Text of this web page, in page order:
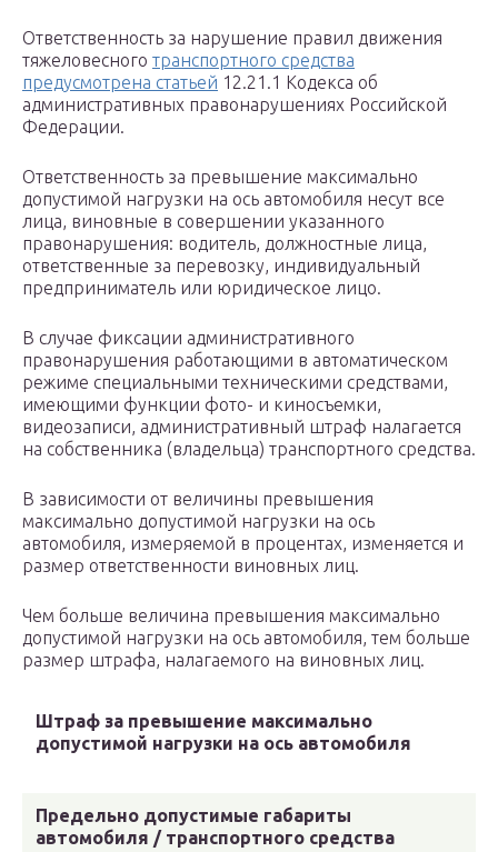
Ответственность за нарушение правил движения
тяжеловесного транспортного средства
предусмотрена статьей 12.21.1 Кодекса об
административных правонарушениях Российской
Федерации.
Ответственность за превышение максимально
допустимой нагрузки на ось автомобиля несут все
лица, виновные в совершении указанного
правонарушения: водитель, должностные лица,
ответственные за перевозку, индивидуальный
предприниматель или юридическое лицо.
В случае фиксации административного
правонарушения работающими в автоматическом
режиме специальными техническими средствами,
имеющими функции фото- и киносъемки,
видеозаписи, административный штраф налагается
на собственника (владельца) транспортного средства.
В зависимости от величины превышения
максимально допустимой нагрузки на ось
автомобиля, измеряемой в процентах, изменяется и
размер ответственности виновных лиц.
Чем больше величина превышения максимально
допустимой нагрузки на ось автомобиля, тем больше
размер штрафа, налагаемого на виновных лиц.
Штраф за превышение максимально
допустимой нагрузки на ось автомобиля
Предельно допустимые габариты
автомобиля / транспортного средства